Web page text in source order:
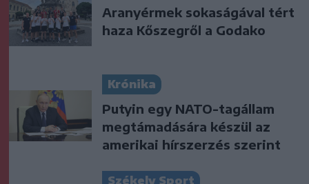
Aranyérmek sokaságával tért
haza Kőszegről a Godako
Krónika
Putyin egy NATO-tagállam
megtámadására készül az
amerikai hírszerzés szerint
Székely Sport